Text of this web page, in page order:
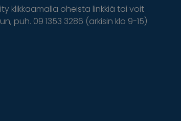
klikkaamalla oheista linkkiä tai voit
09 1353 3286 (arkisin klo 9-15)